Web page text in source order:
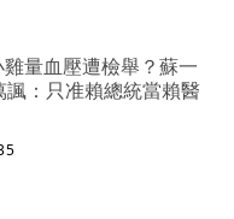
量血壓遭檢舉？蘇一
諷：只准賴總統當賴醫